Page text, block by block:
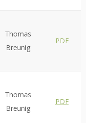
Thomas
Breunig
PDF
Thomas
Breunig
PDF